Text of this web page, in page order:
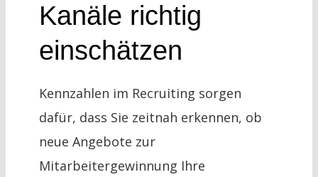
Kanäle richtig
einschätzen
Kennzahlen im Recruiting sorgen
dafür, dass Sie zeitnah erkennen, ob
neue Angebote zur
Mitarbeitergewinnung Ihre